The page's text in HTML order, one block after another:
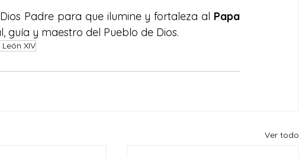
Padre para que ilumine y fortaleza al Papa
guía y maestro del Pueblo de Dios.
XIV
Ver todo